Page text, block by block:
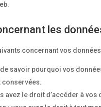
les
concernant vos
savoir pourquoi vos
avez le droit d’accéder à